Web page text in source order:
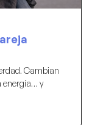
Cambian
energía… y